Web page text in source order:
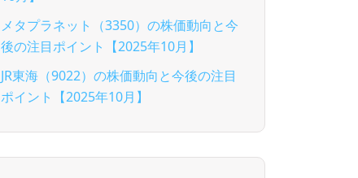
メタプラネット（3350）の株価動向と今
後の注目ポイント【2025年10月】
JR東海（9022）の株価動向と今後の注目
ポイント【2025年10月】